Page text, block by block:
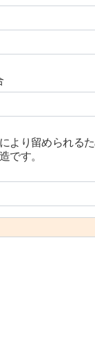
より留められるた
です。